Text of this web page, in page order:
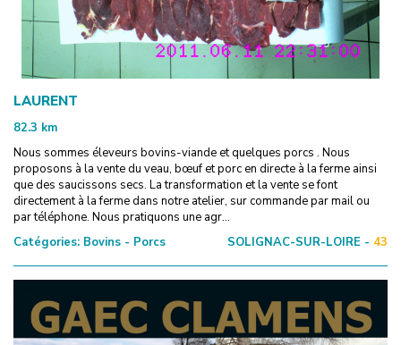
LAURENT
82.3 km
Nous sommes éleveurs bovins-viande et quelques porcs . Nous
proposons à la vente du veau, bœuf et porc en directe à la ferme ainsi
que des saucissons secs. La transformation et la vente se font
directement à la ferme dans notre atelier, sur commande par mail ou
par téléphone. Nous pratiquons une agr...
Catégories: Bovins - Porcs SOLIGNAC-SUR-LOIRE - 43